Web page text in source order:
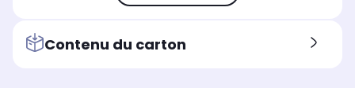
Contenu du carton